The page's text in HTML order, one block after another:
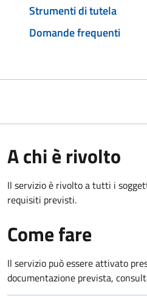
Strumenti di tutela
Domande frequenti
A chi è rivolto
Il servizio è rivolto a tutti i
requisiti previsti.
Come fare
Il servizio può essere attivato
documentazione prevista,